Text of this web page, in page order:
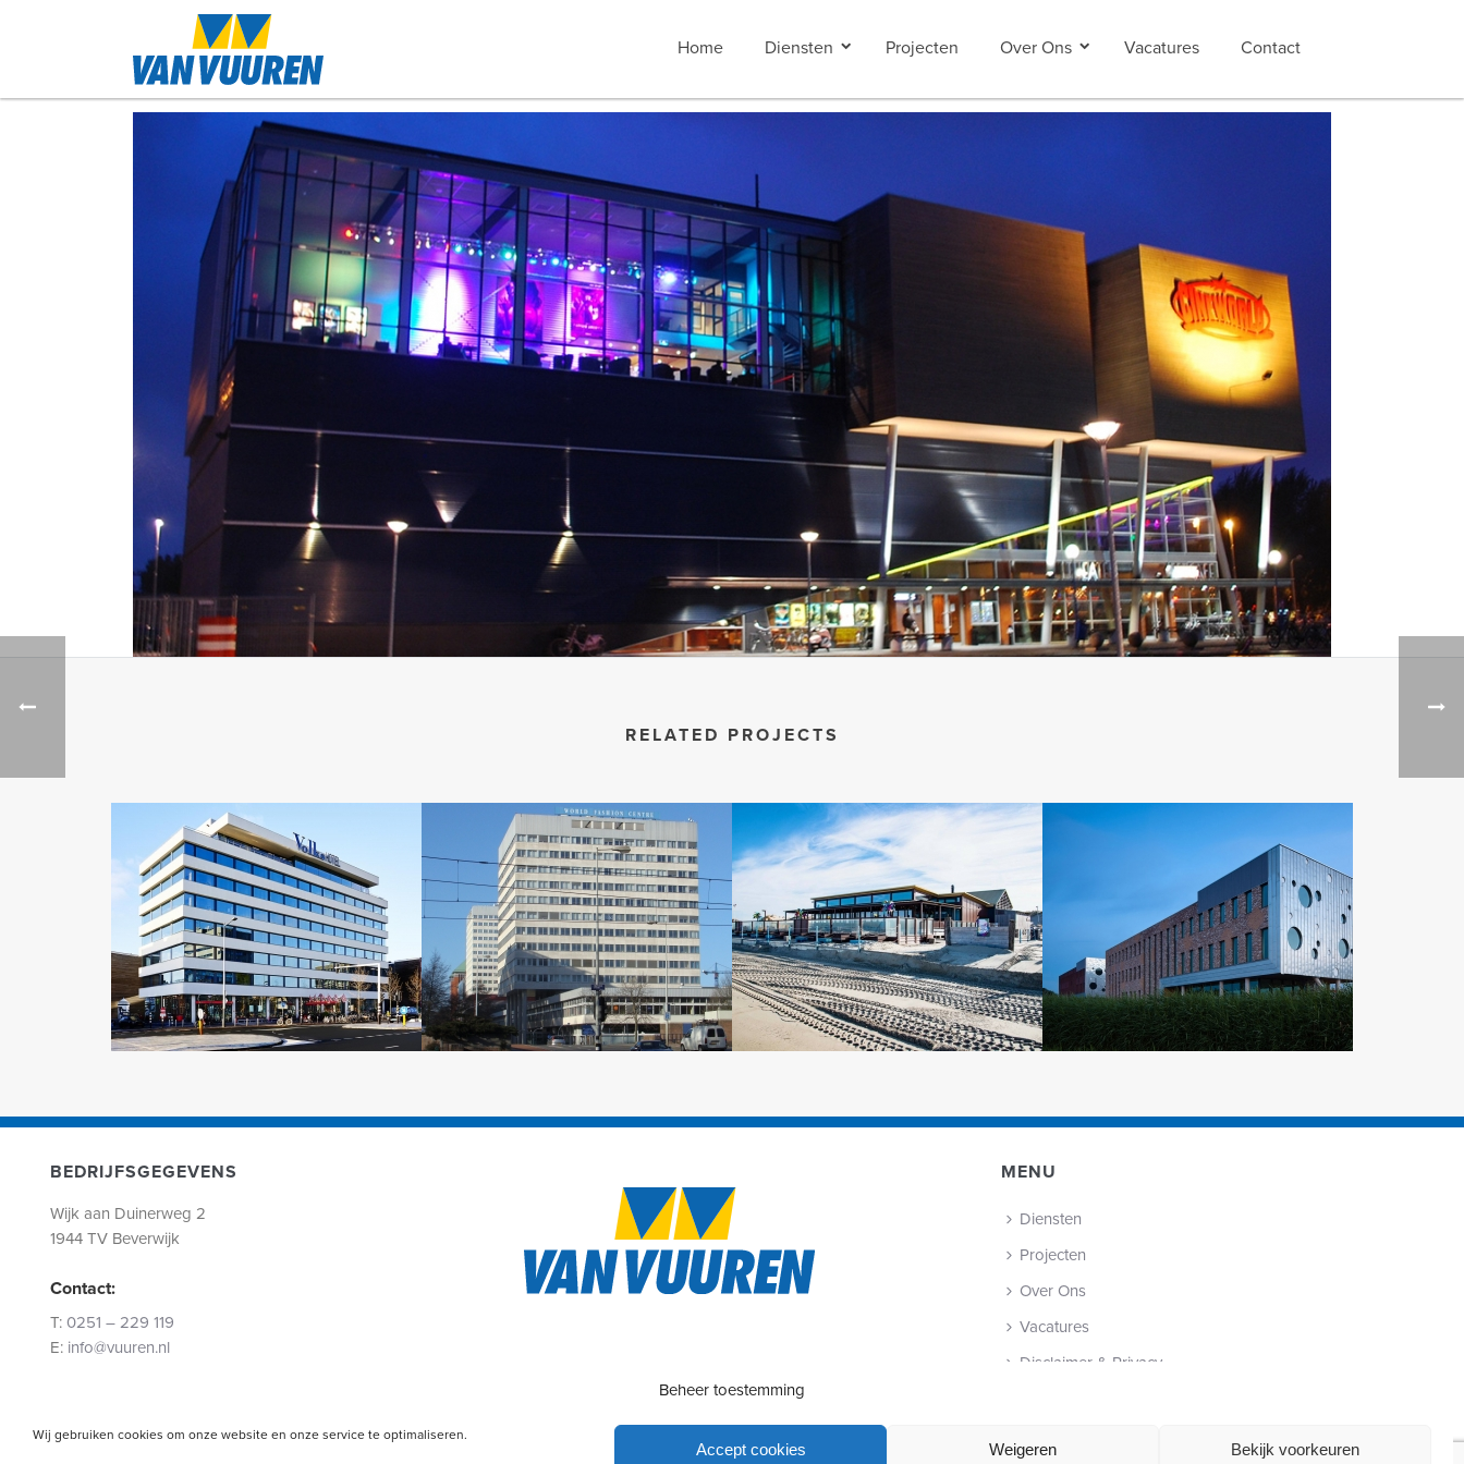
Beheer toestemming
Wij gebruiken cookies om onze website en onze service te optimaliseren.
Accept cookies Weigeren Bekijk voorkeuren
Home Diensten Projecten Over Ons Vacatures Contact
RELATED PROJECTS
BEDRIJFSGEGEVENS
Wijk aan Duinerweg 2
1944 TV Beverwijk
Contact:
T:0251 – 229 119
E: info@vuuren.nl
MENU
Diensten
Projecten
Over Ons
Vacatures
Disclaimer & Privacy